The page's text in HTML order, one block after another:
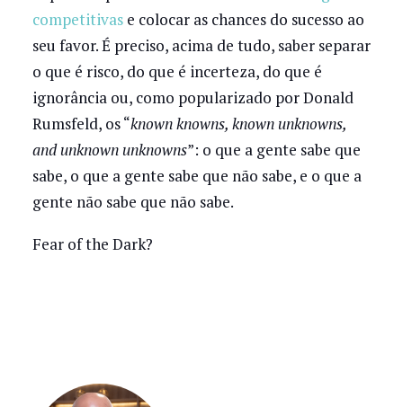
competitivase colocar as chances do sucesso ao
seu favor. É preciso, acima de tudo, saber separar
o que é risco, do que é incerteza, do que é
ignorância ou, como popularizado por Donald
Rumsfeld, os “known knowns, known unknowns,
and unknown unknowns”: o que a gente sabe que
sabe, o que a gente sabe que não sabe, e o que a
gente não sabe que não sabe.
Fear of the Dark?